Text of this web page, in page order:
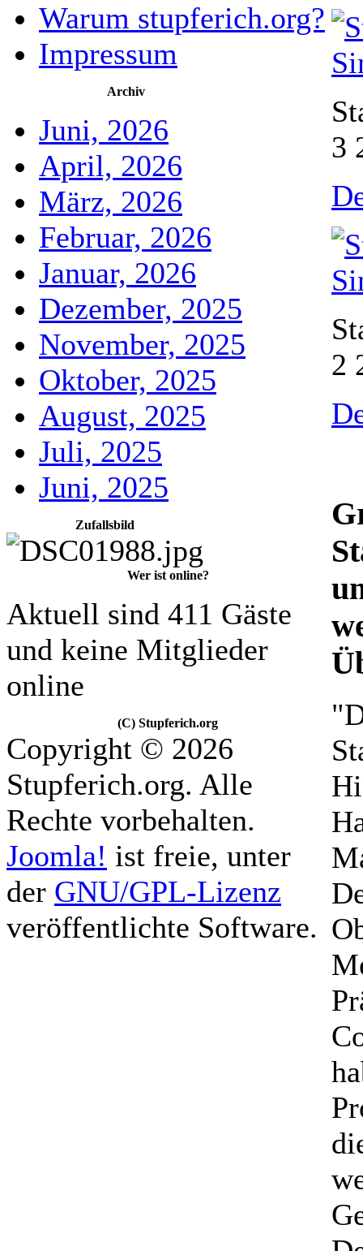
Warum stupferich.org?
Impressum
Archiv
Juni, 2026
April, 2026
März, 2026
Februar, 2026
Januar, 2026
Dezember, 2025
November, 2025
Oktober, 2025
August, 2025
Juli, 2025
Juni, 2025
Zufallsbild
Wer ist online?
Aktuell sind 411 Gäste
und keine Mitglieder
online
(C) Stupferich.org
Copyright © 2026
Stupferich.org. Alle
Rechte vorbehalten.
Joomla! ist freie, unter
der GNU/GPL-Lizenz
veröffentlichte Software.
3
2